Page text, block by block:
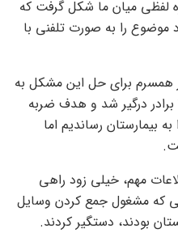
لفظی میان ما شکل گرفت که
موضوع را به صورت تلفنی با
همسرم برای حل این مشکل به
ساختمان مراجعه کرد اما با این 3 برادر درگیر شد و هدف ضربه
بیمارستان رساندیم اما
مهم، خیلی زود راهی
که مشغول جمع کردن وسایل
بودند، دستگیر کردند.